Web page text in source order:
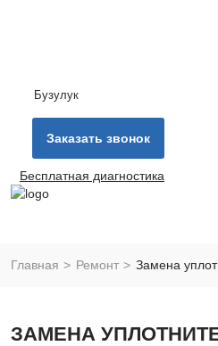
Бузулук
Заказать звонок
Бесплатная диагностика
Главная Ремонт Замена
ЗАМЕНА